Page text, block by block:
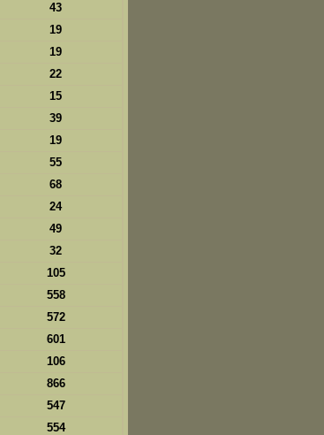
43
19
19
22
15
39
19
55
68
24
49
32
105
558
572
601
106
866
547
554